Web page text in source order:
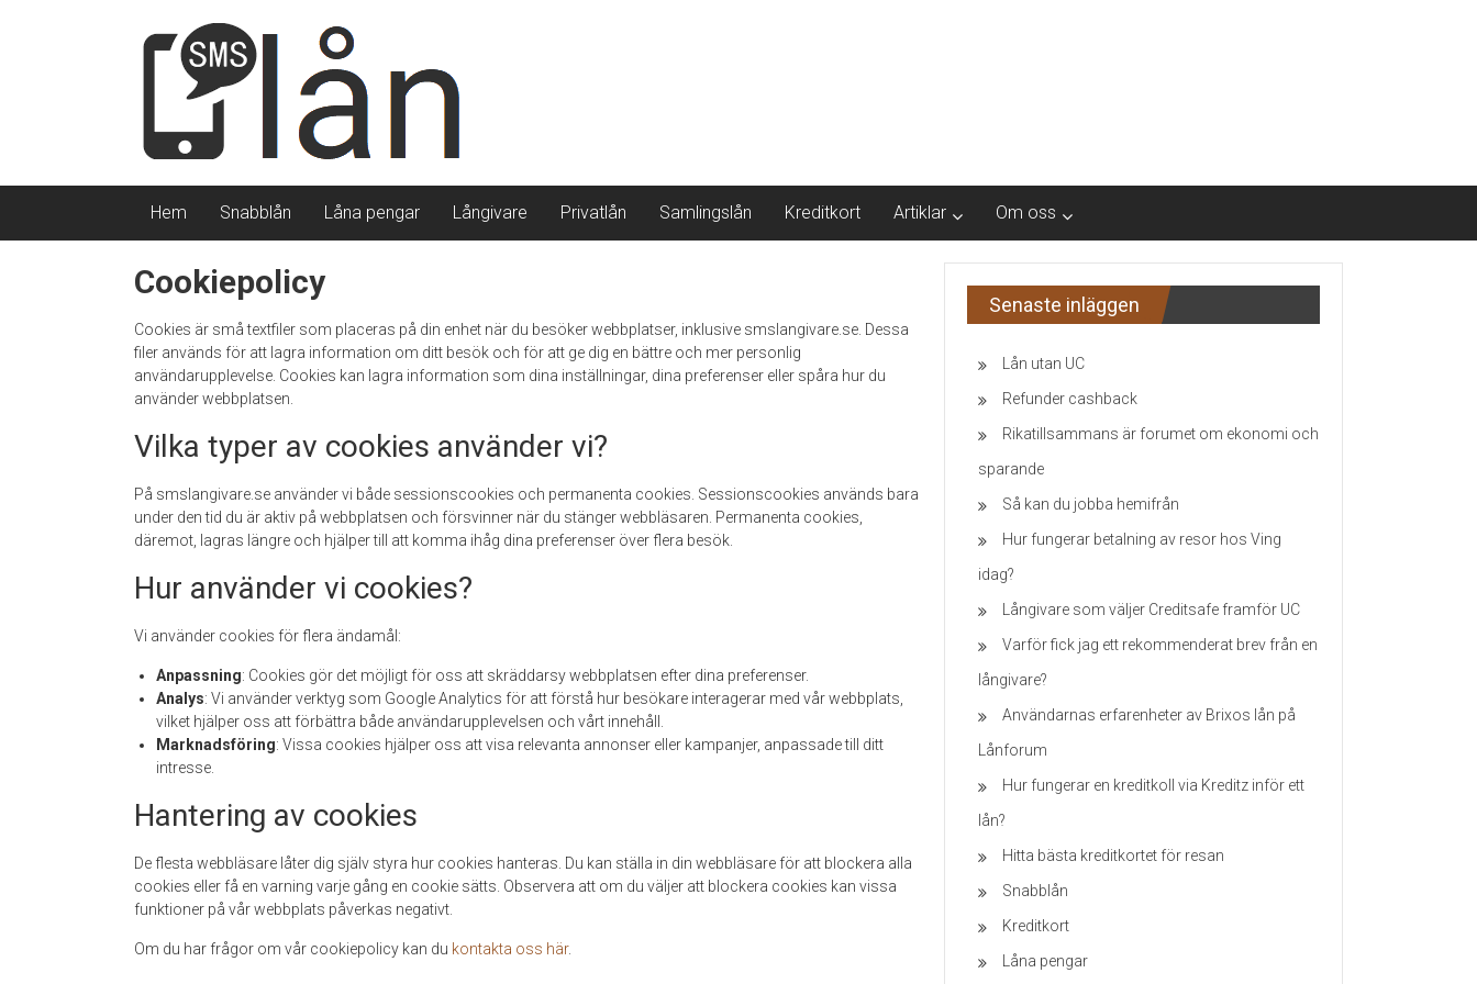
Jämför
SMS
lån
från
smslångivare
Hem Snabblån Låna pengar Långivare Privatlån Samlingslån Kreditkort Artiklar Om oss
Cookiepolicy
Cookies är små textfiler som placeras på din enhet när du besöker webbplatser, inklusive smslangivare.se. Dessa
filer används för att lagra information om ditt besök och för att ge dig en bättre och mer personlig
användarupplevelse. Cookies kan lagra information som dina inställningar, dina preferenser eller spåra hur du
använder webbplatsen.
Vilka typer av cookies använder vi?
På smslangivare.se använder vi både sessionscookies och permanenta cookies. Sessionscookies används bara
under den tid du är aktiv på webbplatsen och försvinner när du stänger webbläsaren. Permanenta cookies,
däremot, lagras längre och hjälper till att komma ihåg dina preferenser över flera besök.
Hur använder vi cookies?
Vi använder cookies för flera ändamål:
Anpassning: Cookies gör det möjligt för oss att skräddarsy webbplatsen efter dina preferenser.
Analys: Vi använder verktyg som Google Analytics för att förstå hur besökare interagerar med vår webbplats,
vilket hjälper oss att förbättra både användarupplevelsen och vårt innehåll.
Marknadsföring: Vissa cookies hjälper oss att visa relevanta annonser eller kampanjer, anpassade till ditt
intresse.
Hantering av cookies
De flesta webbläsare låter dig själv styra hur cookies hanteras. Du kan ställa in din webbläsare för att blockera alla
cookies eller få en varning varje gång en cookie sätts. Observera att om du väljer att blockera cookies kan vissa
funktioner på vår webbplats påverkas negativt.
Om du har frågor om vår cookiepolicy kan du kontakta oss här.
Senaste inläggen
Lån utan UC
Refunder cashback
Rikatillsammans är forumet om ekonomi och
sparande
Så kan du jobba hemifrån
Hur fungerar betalning av resor hos Ving
idag?
Långivare som väljer Creditsafe framför UC
Varför fick jag ett rekommenderat brev från en
långivare?
Användarnas erfarenheter av Brixos lån på
Lånforum
Hur fungerar en kreditkoll via Kreditz inför ett
lån?
Hitta bästa kreditkortet för resan
Snabblån
Kreditkort
Låna pengar